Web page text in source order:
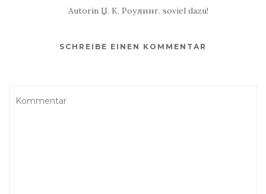
Autorin Џ. К. Роулинг. soviel dazu!
SCHREIBE EINEN KOMMENTAR